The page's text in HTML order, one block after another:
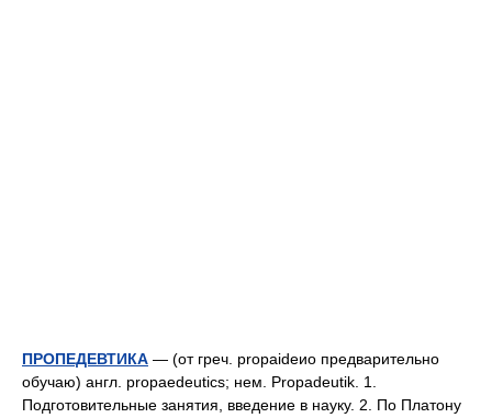
ПРОПЕДЕВТИКА — (от греч. propaidеио предварительно
обучаю) англ. propaedeutics; нем. Propadeutik. 1.
Подготовительные занятия, введение в науку. 2. По Платону